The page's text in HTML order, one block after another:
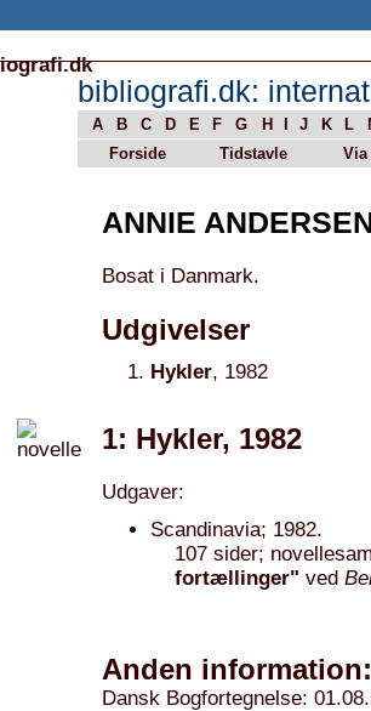
bibliografi.dk:
A B C D E F G H J K L
Forside
Tidstavle Via
ANNIE
Bosat i Danmark.
Udgivelser
Hykler, 1982
1: Hykler, 1982
Udgaver:
Scandinavia; 1982.
107 sider;
fortællinger" ved
Anden information:
Dansk Bogfortegnelse: